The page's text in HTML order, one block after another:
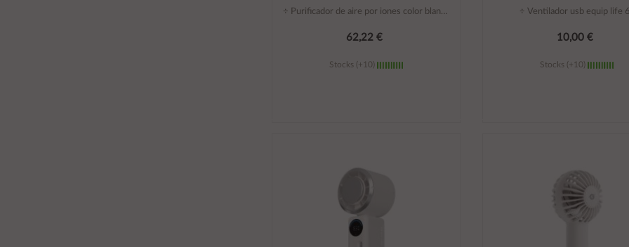
÷ Purificador de aire por iones color blanco
62,22 €
Stocks (+10)
÷ Ventilador usb equip life
10,00 €
Stocks (+10)